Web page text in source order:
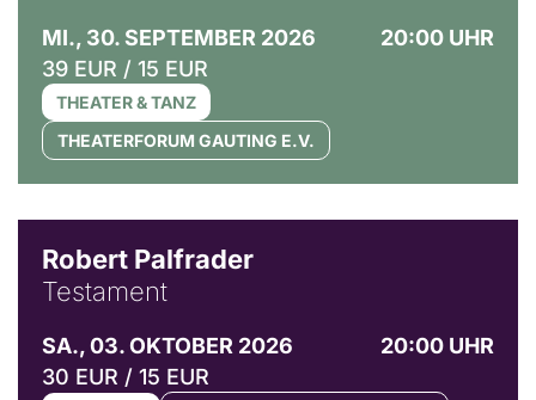
MI., 30. SEPTEMBER 2026
20:00 UHR
39 EUR / 15 EUR
THEATER & TANZ
THEATERFORUM GAUTING E.V.
Robert Palfrader
Testament
SA., 03. OKTOBER 2026
20:00 UHR
30 EUR / 15 EUR